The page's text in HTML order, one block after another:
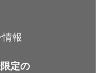
報
定の